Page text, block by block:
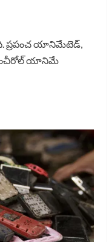
ప్రపంచ యానిమేటెడ్,
యానిమే